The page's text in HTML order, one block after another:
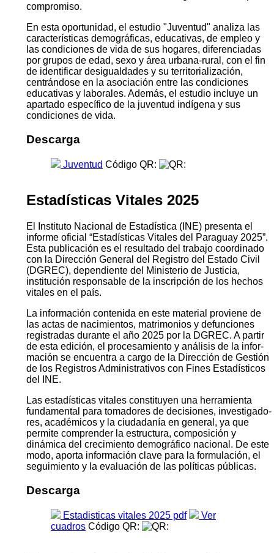
compromiso.
En esta oportunidad, el estudio "Juventud" analiza las
características demográficas, educativas, de empleo y
las condiciones de vida de sus hogares, diferenciadas
por grupos de edad, sexo y área urbana-rural, con el fin
de identificar desigualdades y su territorialización,
centrándose en la asociación entre las condiciones
educativas y laborales. Además, el estudio incluye un
apartado específico de la juventud indígena y sus
condiciones de vida.
Descarga
Juventud Código QR:
Estadísticas Vitales 2025
El Instituto Nacional de Estadística (INE) presenta el
informe oficial “Estadísticas Vitales del Paraguay 2025”.
Esta publicación es el resultado del trabajo coordinado
con la Dirección General del Registro del Estado Civil
(DGREC), dependiente del Ministerio de Justicia,
institución responsable de la inscripción de los hechos
vitales en el país.
La información contenida en este material proviene de
las actas de nacimientos, matrimonios y defunciones
registradas durante el año 2025 por la DGREC. A partir
de esta edición, el procesamiento y análisis de la infor­
mación se encuentra a cargo de la Dirección de Gestión
de los Registros Administrativos con Fines Estadísticos
del INE.
Las estadísticas vitales constituyen una herramienta
fundamental para tomadores de decisiones, investigado­
res, académicos y la ciudadanía en general, ya que
permite comprender la estructura, composición y
dinámica del crecimiento demográfico nacional. De este
modo, aporta información clave para la formulación, el
segui­miento y la evaluación de las políticas públicas.
Descarga
Estadisticas vitales 2025 pdf
Ver
cuadros Código QR: